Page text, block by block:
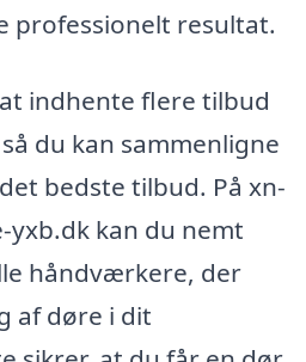
professionelt resultat.
indhente flere tilbud
du kan sammenligne
bedste tilbud. På xn-
kan du nemt
håndværkere, der
af døre i dit